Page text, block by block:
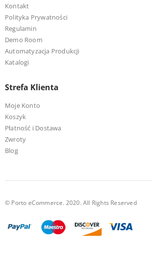
Kontakt
Polityka Prywatności
Regulamin
Demo Room
Automatyzacja Produkcji
Katalogi
Strefa Klienta
Moje Konto
Koszyk
Płatność i Dostawa
Zwroty
Blog
© Porto eCommerce. 2020. All Rights Reserved